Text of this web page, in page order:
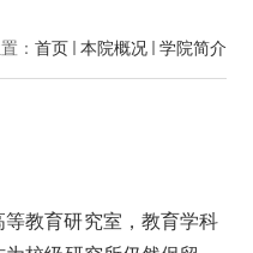
： 首页 本院概况 学院简介
教育研究室，教育学科